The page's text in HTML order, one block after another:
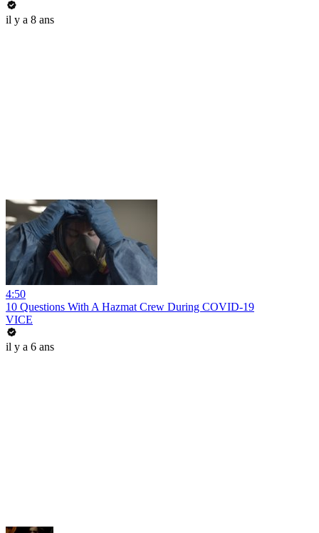
il y a 8 ans
4:50
10 Questions With A Hazmat Crew During COVID-19
VICE
il y a 6 ans